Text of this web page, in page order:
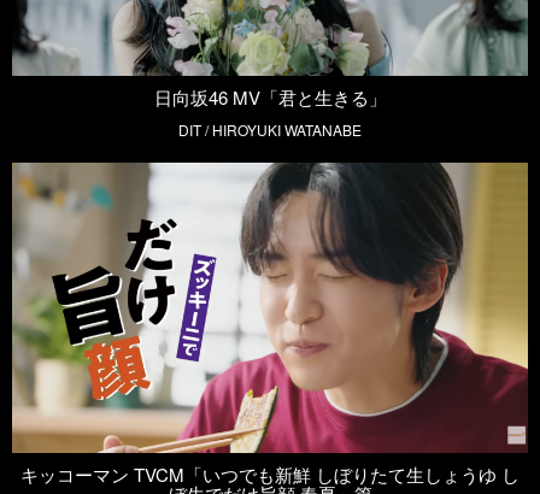
日向坂46 MV「君と生きる」
DIT / HIROYUKI WATANABE
キッコーマン TVCM「いつでも新鮮 しぼりたて生しょうゆ し